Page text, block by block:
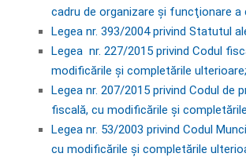
cadru de organizare şi funcţionare a
Legea nr. 393/2004 privind Statutul
Legea nr. 227/2015 privind Codul
modificările şi completările ulterioare;
Legea nr. 207/2015 privind Codul de
fiscală, cu modificările şi
Legea nr. 53/2003 privind Codul
cu modificările și completările